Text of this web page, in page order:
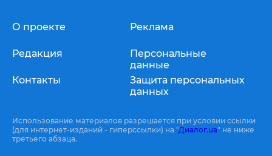
О проекте
Редакция
Контакты
Реклама
Персональные
данные
Защита персональных
данных
Использование материалов разрешается при условии ссылки
(для интернет-изданий - гиперссылки) на "Диалог.ua" не ниже
третьего абзаца.